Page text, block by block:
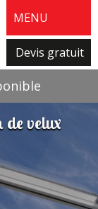
MENU
Devis gratuit
de velux